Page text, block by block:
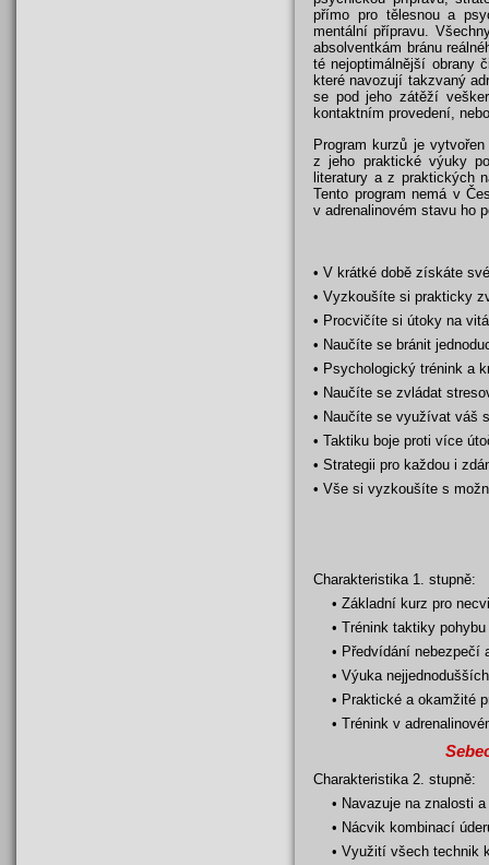
přímo pro tělesnou a
mentální přípravu.
absolventkám bránu
té nejoptimálnější obrany
které navozují takzvaný
se pod jeho zátěží
kontaktním provedení,
Program kurzů je
z jeho praktické výuky
literatury a z praktických
Tento program nemá v
v adrenalinovém stavu ho
• V krátké době získáte
• Vyzkoušíte si prakticky
• Procvičíte si útoky na
• Naučíte se bránit
• Psychologický trénink a
• Naučíte se zvládat
• Naučíte se využívat váš
• Taktiku boje proti více
• Strategii pro každou i
• Vše si vyzkoušíte s
Charakteristika 1. stupně:
• Základní kurz pro
• Trénink taktiky
• Předvídání nebezpečí
• Výuka
• Praktické a okamžité
• Trénink v
Charakteristika 2. stupně:
• Navazuje na znalosti
• Nácvik kombinací
• Využití všech technik